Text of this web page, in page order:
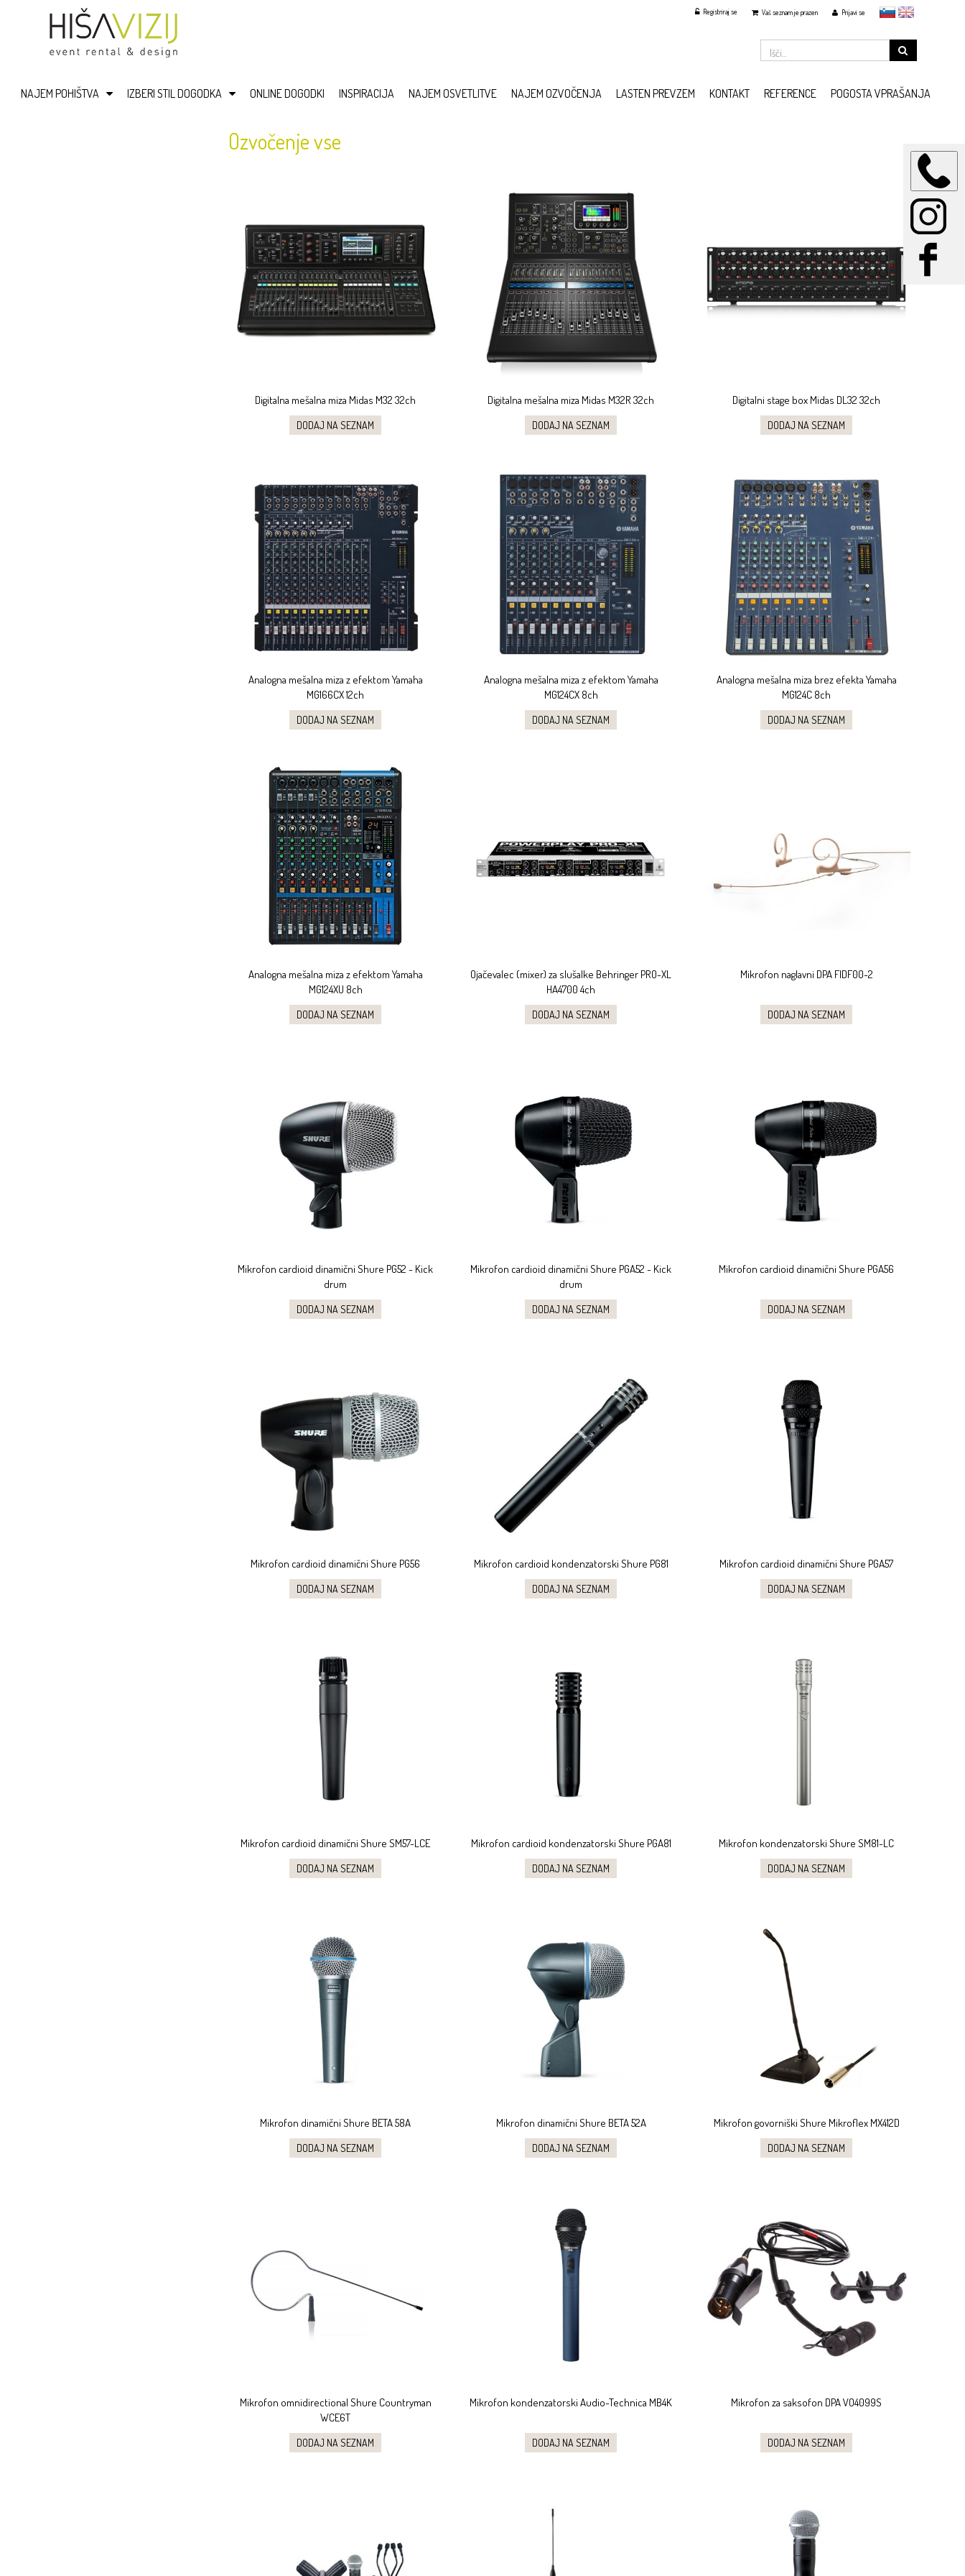
slovensko
EnglishPrijavi se
Vaš seznam je prazen
Registriraj se
NAJEM POHIŠTVA IZBERI STIL DOGODKA ONLINE DOGODKI INSPIRACIJA NAJEM OSVETLITVE NAJEM OZVOČENJA LASTEN PREVZEM KONTAKT REFERENCE POGOSTA VPRAŠANJA
Ozvočenje vse
Digitalna mešalna miza Midas M32 32ch
DODAJ NA SEZNAM
Digitalna mešalna miza Midas M32R 32ch
DODAJ NA SEZNAM
Digitalni stage box Midas DL32 32ch
DODAJ NA SEZNAM
Analogna mešalna miza z efektom Yamaha
MG166CX 12ch
DODAJ NA SEZNAM
Analogna mešalna miza z efektom Yamaha
MG124CX 8ch
DODAJ NA SEZNAM
Analogna mešalna miza brez efekta Yamaha
MG124C 8ch
DODAJ NA SEZNAM
Analogna mešalna miza z efektom Yamaha
MG124XU 8ch
DODAJ NA SEZNAM
Ojačevalec (mixer) za slušalke Behringer PRO-XL
HA4700 4ch
DODAJ NA SEZNAM
Mikrofon naglavni DPA FIDF00-2
DODAJ NA SEZNAM
Mikrofon cardioid dinamični Shure PG52 - Kick
drum
DODAJ NA SEZNAM
Mikrofon cardioid dinamični Shure PGA52 - Kick
drum
DODAJ NA SEZNAM
Mikrofon cardioid dinamični Shure PGA56
DODAJ NA SEZNAM
Mikrofon cardioid dinamični Shure PG56
DODAJ NA SEZNAM
Mikrofon cardioid kondenzatorski Shure PG81
DODAJ NA SEZNAM
Mikrofon cardioid dinamični Shure PGA57
DODAJ NA SEZNAM
Mikrofon cardioid dinamični Shure SM57-LCE
DODAJ NA SEZNAM
Mikrofon cardioid kondenzatorski Shure PGA81
DODAJ NA SEZNAM
Mikrofon kondenzatorski Shure SM81-LC
DODAJ NA SEZNAM
Mikrofon dinamični Shure BETA 58A
DODAJ NA SEZNAM
Mikrofon dinamični Shure BETA 52A
DODAJ NA SEZNAM
Mikrofon govorniški Shure Mikroflex MX412D
DODAJ NA SEZNAM
Mikrofon omnidirectional Shure Countryman
WCE6T
DODAJ NA SEZNAM
Mikrofon kondenzatorski Audio-Technica MB4K
DODAJ NA SEZNAM
Mikrofon za saksofon DPA VO4099S
DODAJ NA SEZNAM